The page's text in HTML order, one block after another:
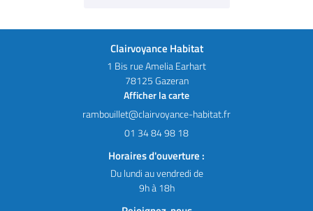
Clairvoyance Habitat
1 Bis rue Amelia Earhart
78125 Gazeran
Afficher la carte
01 34 84 98 18
Horaires d'ouverture :
Du lundi au vendredi de
9h à 18h